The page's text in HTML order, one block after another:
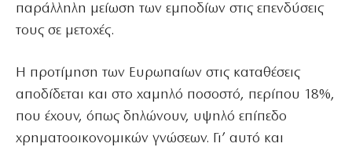
παράλληλη μείωση των εμποδίων στις επενδύσεις
τους σε μετοχές.
Η προτίμηση των Ευρωπαίων στις καταθέσεις
αποδίδεται και στο χαμηλό ποσοστό, περίπου 18%,
που έχουν, όπως δηλώνουν, υψηλό επίπεδο
χρηματοοικονομικών γνώσεων. Γι’ αυτό και